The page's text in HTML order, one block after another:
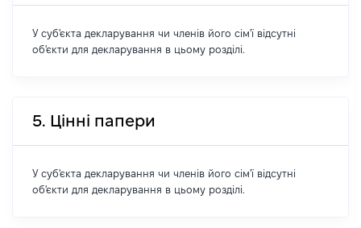
У суб'єкта декларування чи членів його сім'ї відсутні
об'єкти для декларування в цьому розділі.
5. Цінні папери
У суб'єкта декларування чи членів його сім'ї відсутні
об'єкти для декларування в цьому розділі.